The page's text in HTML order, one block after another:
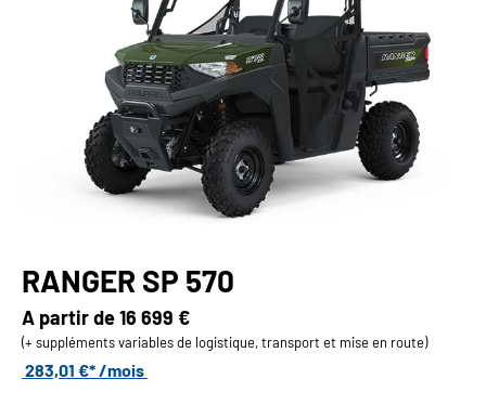
RANGER SP 570
A partir de16 699 €
(+ suppléments variables de logistique, transport et mise en route)
283,01 €* /mois